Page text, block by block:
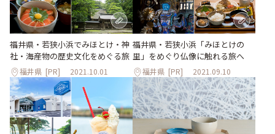
福井県・若狭小浜でみほとけ・神
社・海産物の歴史文化をめぐる旅
福井県 [PR] 2021.10.01
福井県・若狭小浜「みほとけの
里」をめぐり仏像に触れる旅へ
福井県 [PR] 2021.09.10